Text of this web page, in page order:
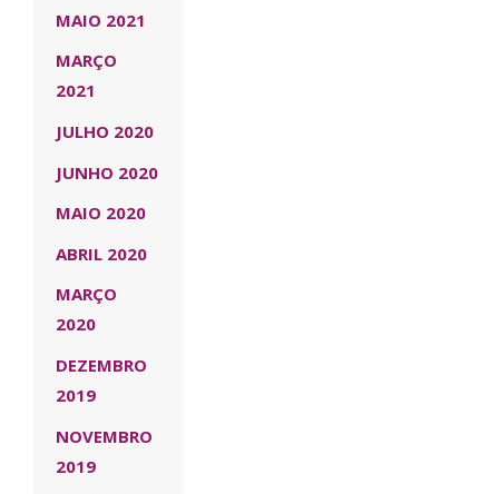
MAIO 2021
MARÇO
2021
JULHO 2020
JUNHO 2020
MAIO 2020
ABRIL 2020
MARÇO
2020
DEZEMBRO
2019
NOVEMBRO
2019